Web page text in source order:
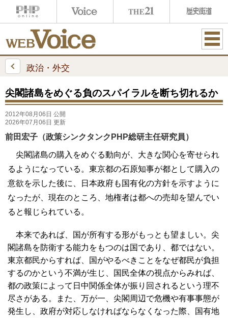
ME
政治・外交
尖閣諸島をめぐる負のスパイラルを断ち切れるか
2012年08月06日 公開
2026年07月06日 更新
前田宏子（政策シンクタンクPHP総研主任研究員）
尖閣諸島の購入をめぐる動向が、大きな関心を寄せられ
るようになっている。東京都の石原知事が都として購入の
意欲を示した後に、日本政府も国有化の方針を示すように
なったが、現在のところ、地権者は都への売却を望んでい
ると報じられている。
本来であれば、国が所有する形がもっとも望ましい。尖
閣諸島を防衛する能力をもつのは国であり、都ではない。
東京都民からすれば、国がやるべきことをなぜ都民が負担
するのかという不満が生じ、国民全体の視点からみれば、
都の政策によって日中関係全体が振り回されるという理不
尽さがある。また、万が一、尖閣周辺で危機や有事事態が
発生し、政府が対応しなければならなくなった際、国有地